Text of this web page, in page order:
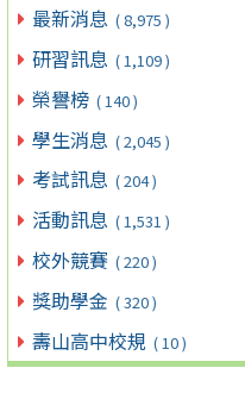
最新消息 ( 8,975 )
研習訊息 ( 1,109 )
榮譽榜 ( 140 )
學生消息 ( 2,045 )
考試訊息 ( 204 )
活動訊息 ( 1,531 )
校外競賽 ( 220 )
獎助學金 ( 320 )
壽山高中校規 ( 10 )